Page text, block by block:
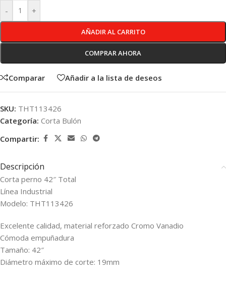
- +
AÑADIR AL CARRITO
COMPRAR AHORA
Comparar Añadir a la lista de deseos
SKU: THT113426
Categoría: Corta Bulón
Compartir:
Descripción
Corta perno 42″ Total
Línea Industrial
Modelo: THT113426
Excelente calidad, material reforzado Cromo Vanadio
Cómoda empuñadura
Tamaño: 42″
Diámetro máximo de corte: 19mm